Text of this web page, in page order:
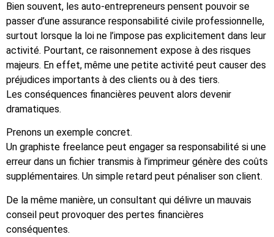
Bien souvent, les auto-entrepreneurs pensent pouvoir se
passer d’une assurance responsabilité civile professionnelle,
surtout lorsque la loi ne l’impose pas explicitement dans leur
activité. Pourtant, ce raisonnement expose à des risques
majeurs. En effet, même une petite activité peut causer des
préjudices importants à des clients ou à des tiers.
Les conséquences financières peuvent alors devenir
dramatiques.
Prenons un exemple concret.
Un graphiste freelance peut engager sa responsabilité si une
erreur dans un fichier transmis à l’imprimeur génère des coûts
supplémentaires. Un simple retard peut pénaliser son client.
De la même manière, un consultant qui délivre un mauvais
conseil peut provoquer des pertes financières
conséquentes.